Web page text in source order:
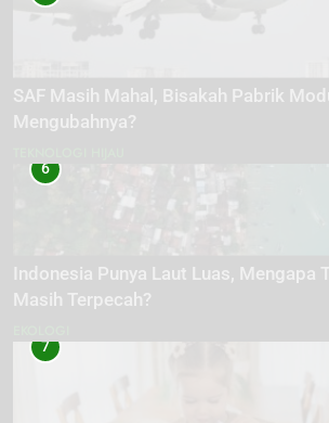
SAF Masih Mahal, Bisakah Pabrik
Mengubahnya?
6
Indonesia Punya Laut Luas, Mengapa
Masih Terpecah?
7